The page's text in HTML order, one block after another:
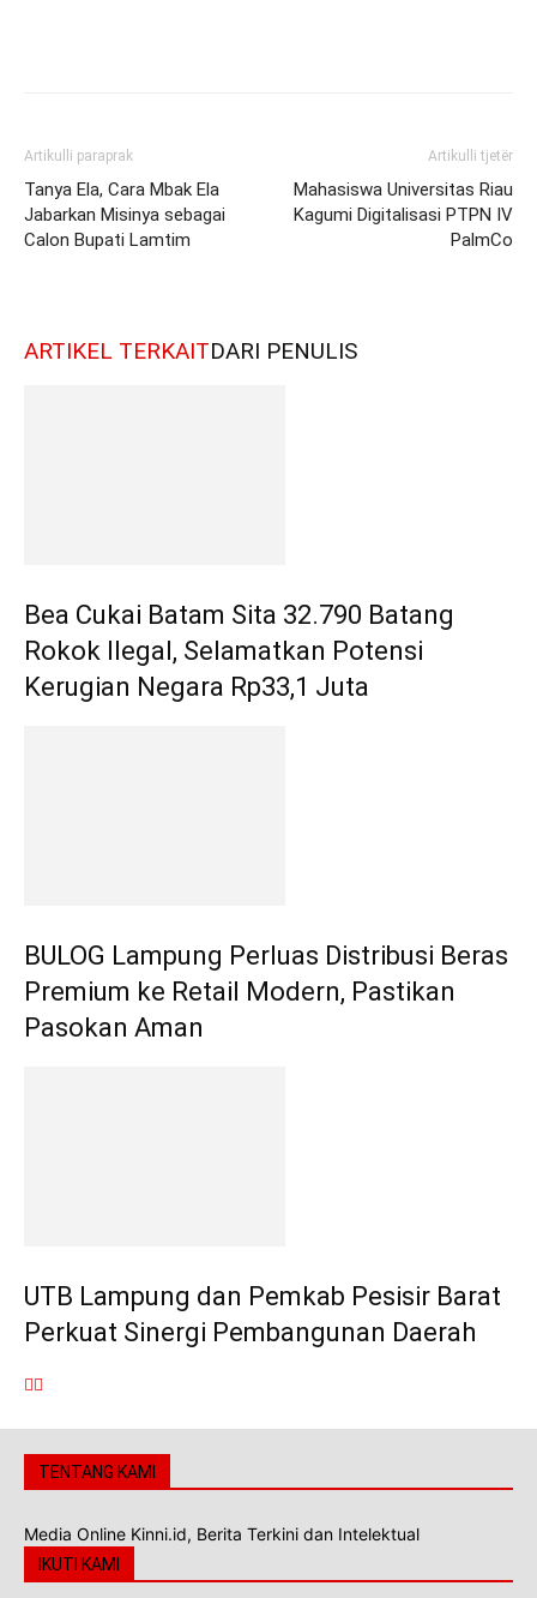
Artikulli paraprak
Tanya Ela, Cara Mbak Ela
Jabarkan Misinya sebagai
Calon Bupati Lamtim
Artikulli tjetër
Mahasiswa Universitas Riau
Kagumi Digitalisasi PTPN IV
PalmCo
ARTIKEL TERKAITDARI PENULIS
Bea Cukai Batam Sita 32.790 Batang
Rokok Ilegal, Selamatkan Potensi
Kerugian Negara Rp33,1 Juta
BULOG Lampung Perluas Distribusi Beras
Premium ke Retail Modern, Pastikan
Pasokan Aman
UTB Lampung dan Pemkab Pesisir Barat
Perkuat Sinergi Pembangunan Daerah
TENTANG KAMI
Media Online Kinni.id, Berita Terkini dan Intelektual
IKUTI KAMI